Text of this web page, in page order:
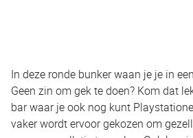
In deze ronde bunker waan je je in
Geen zin om gek te doen? Kom dat
bar waar je ook nog kunt
vaker wordt ervoor gekozen om